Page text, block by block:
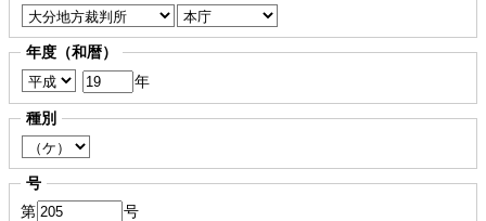
年度（和暦）
年
種別
号
第
号